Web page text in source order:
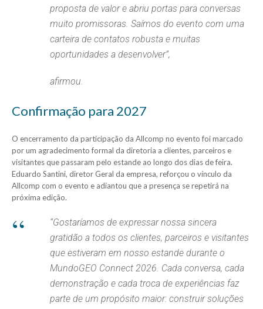
proposta de valor e abriu portas para conversas
muito promissoras. Saímos do evento com uma
carteira de contatos robusta e muitas
oportunidades a desenvolver”,
afirmou.
Confirmação para 2027
O encerramento da participação da Allcomp no evento foi marcado
por um agradecimento formal da diretoria a clientes, parceiros e
visitantes que passaram pelo estande ao longo dos dias de feira.
Eduardo Santini, diretor Geral da empresa, reforçou o vínculo da
Allcomp com o evento e adiantou que a presença se repetirá na
próxima edição.
“Gostaríamos de expressar nossa sincera
gratidão a todos os clientes, parceiros e visitantes
que estiveram em nosso estande durante o
MundoGEO Connect 2026. Cada conversa, cada
demonstração e cada troca de experiências faz
parte de um propósito maior: construir soluções